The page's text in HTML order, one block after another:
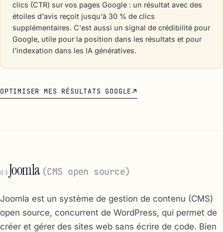
clics (CTR) sur vos pages Google : un résultat avec des
étoiles d'avis reçoit jusqu'à 30 % de clics
supplémentaires. C'est aussi un signal de crédibilité pour
Google, utile pour la position dans les résultats et pour
l'indexation dans les IA génératives.
OPTIMISER MES RÉSULTATS GOOGLE
03Joomla (CMS open source)
Joomla est un système de gestion de contenu (CMS)
open source, concurrent de WordPress, qui permet de
créer et gérer des sites web sans écrire de code. Bien